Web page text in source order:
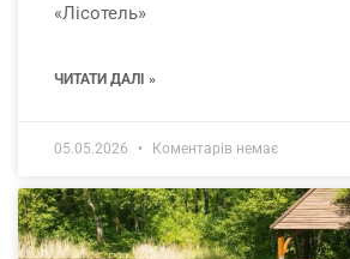
«Лісотель»
ЧИТАТИ ДАЛІ »
05.05.2026 Коментарів немає